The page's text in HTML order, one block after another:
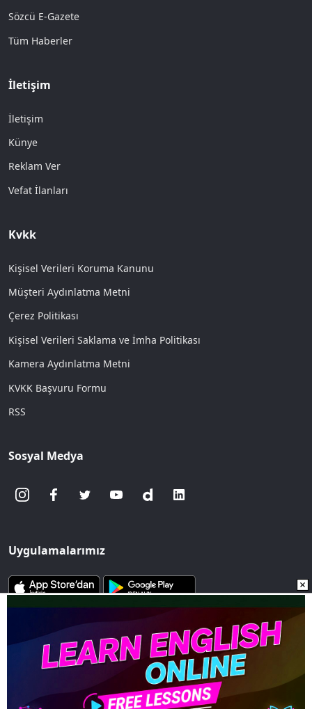
Sözcü E-Gazete
Tüm Haberler
İletişim
İletişim
Künye
Reklam Ver
Vefat İlanları
Kvkk
Kişisel Verileri Koruma Kanunu
Müşteri Aydınlatma Metni
Çerez Politikası
Kişisel Verileri Saklama ve İmha Politikası
Kamera Aydınlatma Metni
KVKK Başvuru Formu
RSS
Sosyal Medya
Uygulamalarımız
www.sozcu.com.tr internet sitesinde yayınlanan yazı, haber ve
fotoğrafların her türlü telif hakkı Mega Ajans ve Rek. Tic. A.Ş'ye
aittir. İzin alınmadan, kaynak gösterilerek dahi
Copyright © 2023 - Tüm hakları saklıdır. Mega Ajans ve Rek.